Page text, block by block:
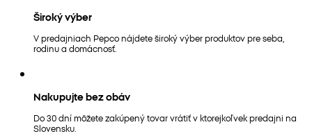
Široký výber
V predajniach Pepco nájdete široký výber produktov pre seba,
rodinu a domácnosť.
Nakupujte bez obáv
Do 30 dní môžete zakúpený tovar vrátiť v ktorejkoľvek predajni na
Slovensku.